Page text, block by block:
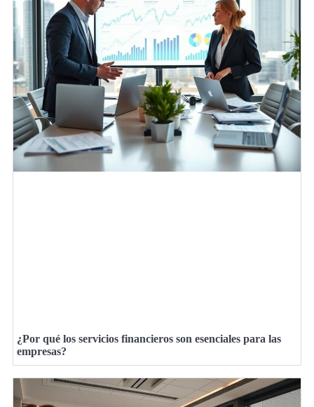
¿Por qué los servicios financieros son esenciales para las
empresas?